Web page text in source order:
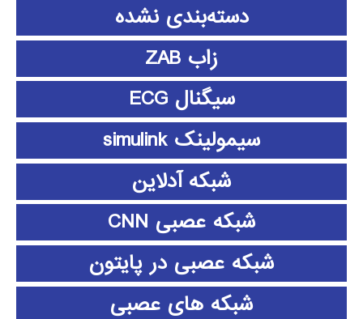
دسته‌بندی نشده
زاب ZAB
سیگنال ECG
سیمولینک simulink
شبکه آدلاین
شبکه عصبی CNN
شبکه عصبی در پایتون
شبکه های عصبی